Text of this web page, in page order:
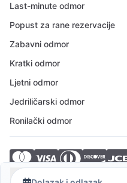
Last-minute odmor
Popust za rane rezervacije
Zabavni odmor
Kratki odmor
Ljetni odmor
Jedriličarski odmor
Ronilački odmor